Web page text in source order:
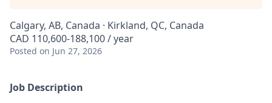
Calgary, AB, Canada · Kirkland, QC, Canada
CAD 110,600-188,100 / year
Posted on Jun 27, 2026
Job Description